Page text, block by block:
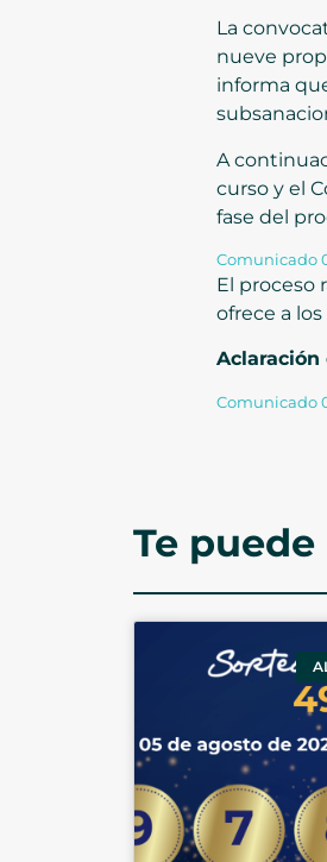
La
nueve
informa
A
curso y el
fase del
Comunicado
El proceso
ofrece a
Aclaración
Comunicado
Te